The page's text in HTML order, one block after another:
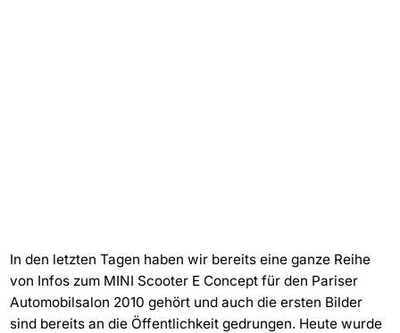
In den letzten Tagen haben wir bereits eine ganze Reihe
von Infos zum MINI Scooter E Concept für den Pariser
Automobilsalon 2010 gehört und auch die ersten Bilder
sind bereits an die Öffentlichkeit gedrungen. Heute wurde